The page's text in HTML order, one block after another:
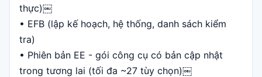
thực)￼
• EFB (lập kế hoạch, hệ thống, danh sách kiểm
tra)
• Phiên bản EE - gói công cụ có bản cập nhật
trong tương lai (tối đa ~27 tùy chọn)￼